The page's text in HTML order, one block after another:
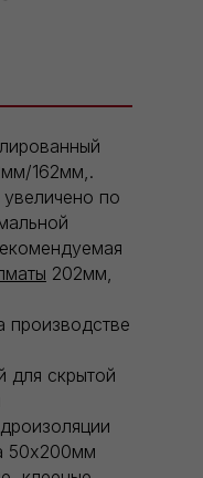
162мм,.
по
202мм,
производстве
для скрытой
50х200мм